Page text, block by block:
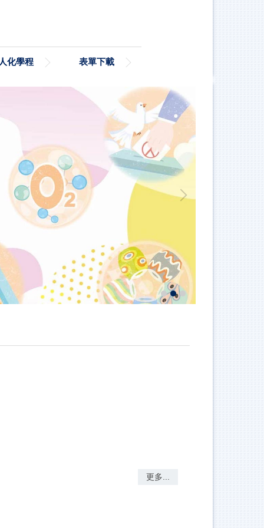
化學程 表單下載
更多...